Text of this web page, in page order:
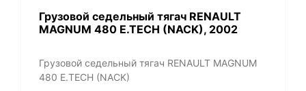
​Грузовой седельный тягач RENAULT
MAGNUM 480 E.TECH (NACK), 2002
​Грузовой седельный тягач RENAULT MAGNUM
480 E.TECH (NACK)